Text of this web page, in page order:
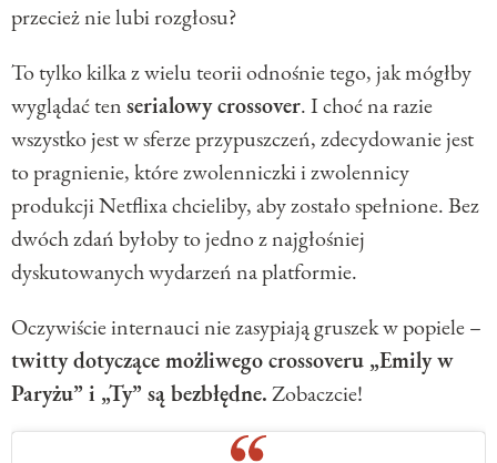
przecież nie lubi rozgłosu?
To tylko kilka z wielu teorii odnośnie tego, jak mógłby
wyglądać tenserialowy crossover. I choć na razie
wszystko jest w sferze przypuszczeń, zdecydowanie jest
to pragnienie, które zwolenniczki i zwolennicy
produkcji Netflixa chcieliby, aby zostało spełnione. Bez
dwóch zdań byłoby to jedno z najgłośniej
dyskutowanych wydarzeń na platformie.
Oczywiście internauci nie zasypiają gruszek w popiele –
twitty dotyczące możliwego crossoveru „Emily w
Paryżu” i „Ty” są bezbłędne.Zobaczcie!